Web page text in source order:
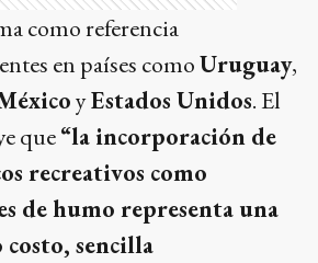
como referencia
en países comoUruguay,
yEstados Unidos. El
que“la incorporación de
recreativos como
de humo representa una
sencilla